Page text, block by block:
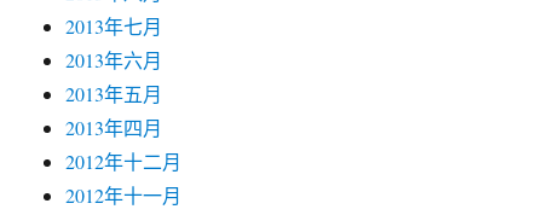
2013年七月
2013年六月
2013年五月
2013年四月
2012年十二月
2012年十一月